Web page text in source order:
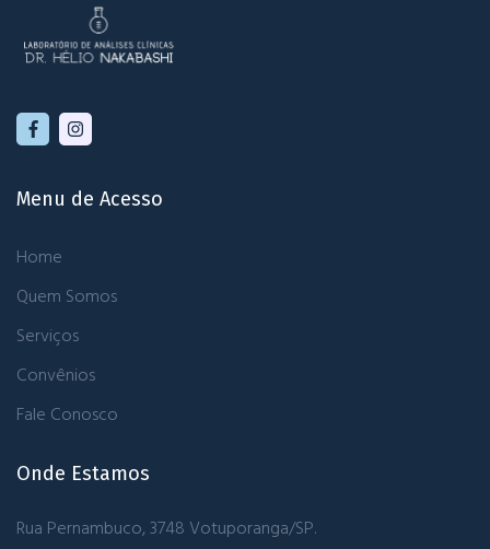
Menu de Acesso
Home
Quem Somos
Serviços
Convênios
Fale Conosco
Onde Estamos
Rua Pernambuco, 3748 Votuporanga/SP.